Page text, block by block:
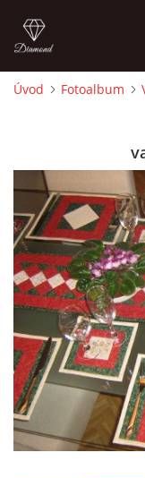
CEDULKY
MOJE POSLEDNÍ
Úvod Fotoalbum